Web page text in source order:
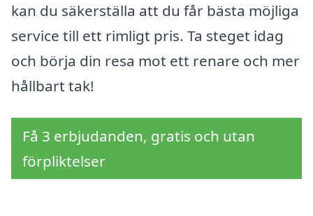
kan du säkerställa att du får bästa möjliga
service till ett rimligt pris. Ta steget idag
och börja din resa mot ett renare och mer
hållbart tak!
Få 3 erbjudanden, gratis och utan
förpliktelser